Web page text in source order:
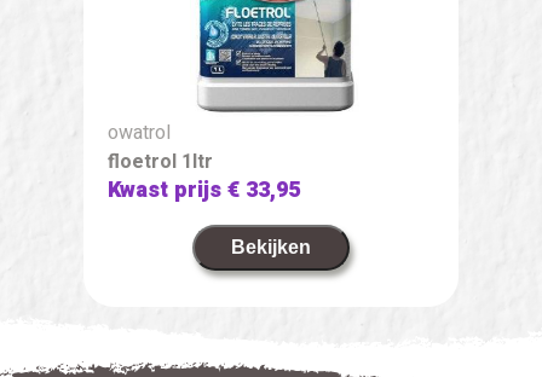
owatrol
floetrol 1ltr
Kwast prijs€ 33,95
Bekijken